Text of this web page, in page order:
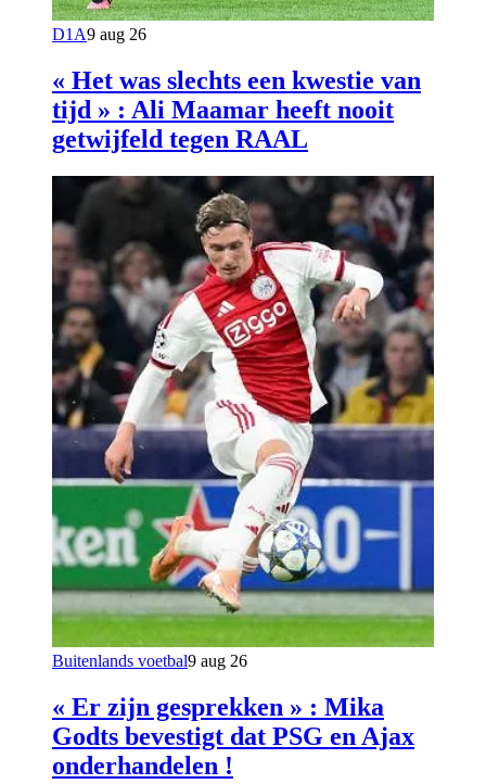
D1A9 aug 26
« Het was slechts een kwestie van
tijd » : Ali Maamar heeft nooit
getwijfeld tegen RAAL
Buitenlands voetbal9 aug 26
« Er zijn gesprekken » : Mika
Godts bevestigt dat PSG en Ajax
onderhandelen !